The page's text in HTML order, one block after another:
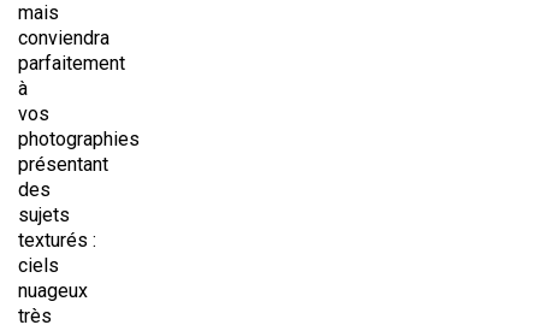
mais
conviendra
parfaitement
à
vos
photographies
présentant
des
sujets
texturés :
ciels
nuageux
très